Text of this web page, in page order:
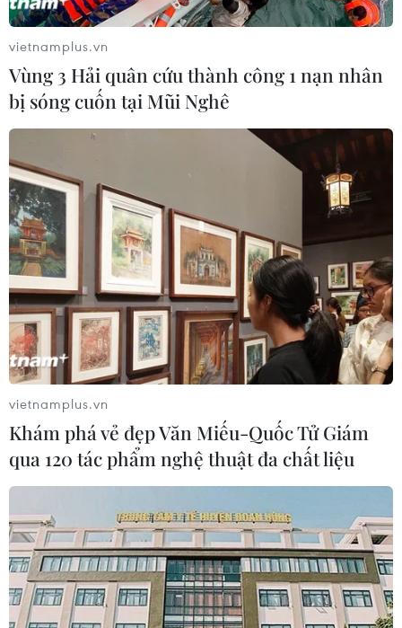
11/7 đã công bố đoạn video, trong đó có những hình
ảnh chưa từng được công bố về chiến dịch giải cứu đội
bóng Lợn Rừng khỏi hang Tham Luang.
Câu chuyện về giải cứu đội bóng Lợn rừng
là điều thế giới cần lúc này
12/07/2018 03:15
Việc giải cứu thành công đội bóng đá Lợn rừng từ hang
chai cứng trong lồng ngực, đột nhiên đập rộn ràng trở
lại.
vietnamplus.vn
Vùng 3 Hải quân cứu thành công 1 nạn nhân
bị sóng cuốn tại Mũi Nghê
vietnamplus.vn
Khám phá vẻ đẹp Văn Miếu-Quốc Tử Giám
qua 120 tác phẩm nghệ thuật đa chất liệu